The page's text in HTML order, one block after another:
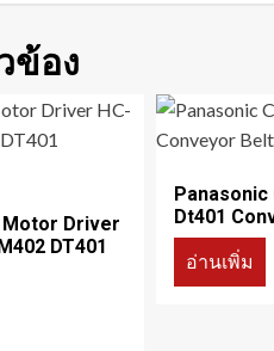
ข้อง
Motor Driver
DT401
Panasonic
Dt401
อ่านเพิ่ม